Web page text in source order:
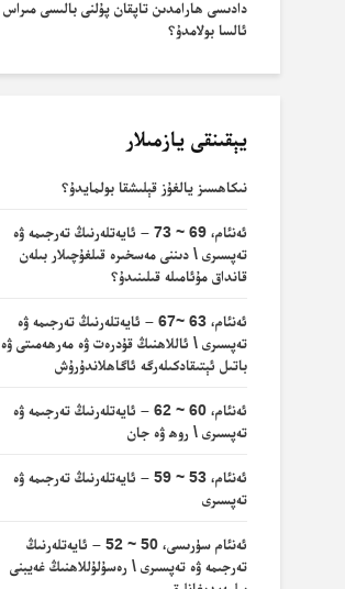
دادىسى ھارامدىن تاپقان پۇلنى بالىسى مىراس
ئالسا بولامدۇ؟
يېقىنقى يازمىلار
نىكاھسىز يالغۇز قېلىشقا بولمايدۇ؟
ئەنئام، 69 ~ 73 – ئايەتلەرنىڭ تەرجىمە ۋە
تەپسىرى \ دىننى مەسخىرە قىلغۇچىلار بىلەن
قانداق مۇئامىلە قىلىنىدۇ؟
ئەنئام، 63 ~67 – ئايەتلەرنىڭ تەرجىمە ۋە
تەپسىرى \ ئاللاھنىڭ قۇدرەت ۋە مەرھەمىتى ۋە
باتىل ئېتىقادكىلەرگە ئاگاھلاندۇرۇش
ئەنئام، 60 ~ 62 – ئايەتلەرنىڭ تەرجىمە ۋە
تەپسىرى \ روھ ۋە جان
ئەنئام، 53 ~ 59 – ئايەتلەرنىڭ تەرجىمە ۋە
تەپسىرى
ئەنئام سۈرىسى، 50 ~ 52 – ئايەتلەرنىڭ
تەرجىمە ۋە تەپسىرى \ رەسۇلۇللاھنىڭ غەيبنى